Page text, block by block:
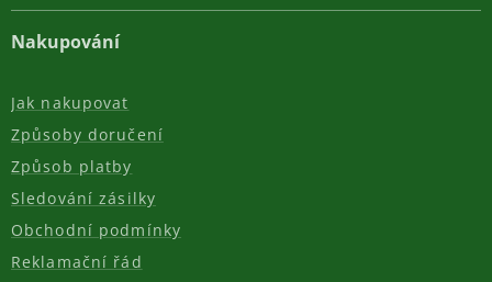
Nakupování
Jak nakupovat
Způsoby doručení
Způsob platby
Sledování zásilky
Obchodní podmínky
Reklamační řád